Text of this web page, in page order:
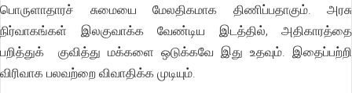
பொருளாதாரச் சுமையை மேலதிகமாக திணிப்பதாகும். அரசு
நிர்வாகங்கள் இலகுவாக்க வேண்டிய இடத்தில், அதிகாரத்தை
பறித்துக் குவித்து மக்களை ஒடுக்கவே இது உதவும். இதைப்பற்றி
விரிவாக பலவற்றை விவாதிக்க முடியும்.